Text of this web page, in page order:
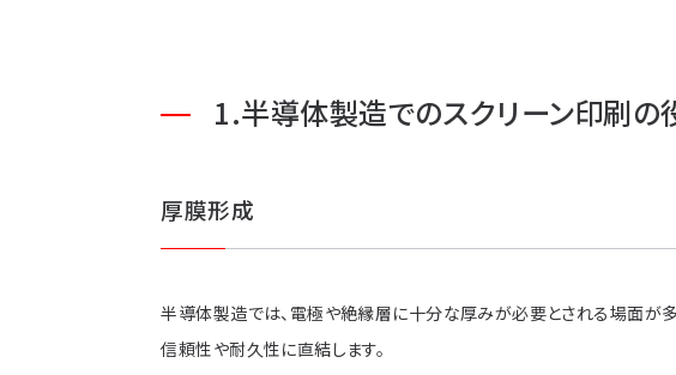
半導体製造でのスクリーン印刷の
厚膜形成
半導体製造では、電極や絶縁層に十分な厚みが必要とされる場面が
信頼性や耐久性に直結します。